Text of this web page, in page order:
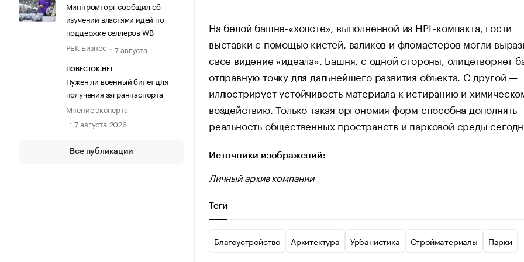
Минпромторг сообщил об
изучении властями идей по
поддержке селлеров WB
РБК Бизнес
7 августа
ПОВЕСТОК.НЕТ
Нужен ли военный билет для
получения загранпаспорта
Мнение эксперта
7 августа 2026
Все публикации
На белой башне-«холсте», выполненной из HPL-компакта, гости
выставки с помощью кистей, валиков и фломастеров могли
свое видение «идеала». Башня, с одной стороны, олицетворяет
отправную точку для дальнейшего развития объекта. С другой —
иллюстрирует устойчивость материала к истиранию и
воздействию. Только такая оргономия форм способна дополнять
реальность общественных пространств и парковой среды
Источники изображений:
Личный архив компании
Теги
Благоустройство Архитектура Урбанистика Стройматериалы Парки